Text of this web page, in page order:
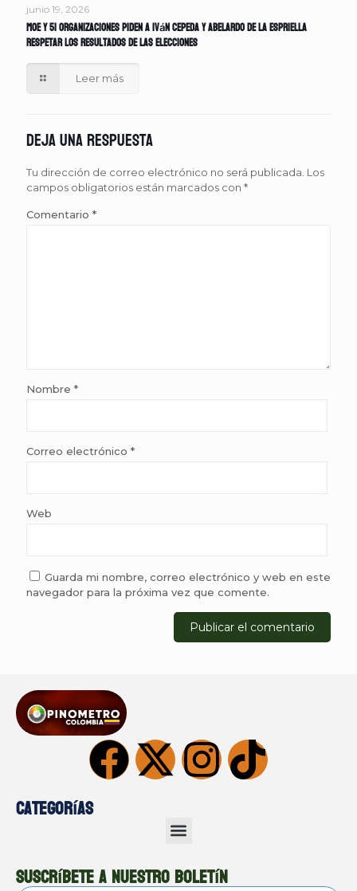
junio 19, 2026
MOE y 51 organizaciones piden a Iván Cepeda y Abelardo de la Espriella
respetar los resultados de las elecciones
Leer más
Deja una respuesta
Tu dirección de correo electrónico no será publicada. Los
campos obligatorios están marcados con *
Comentario *
Nombre *
Correo electrónico *
Web
Guarda mi nombre, correo electrónico y web en este
navegador para la próxima vez que comente.
Categorías
Suscríbete a nuestro boletín